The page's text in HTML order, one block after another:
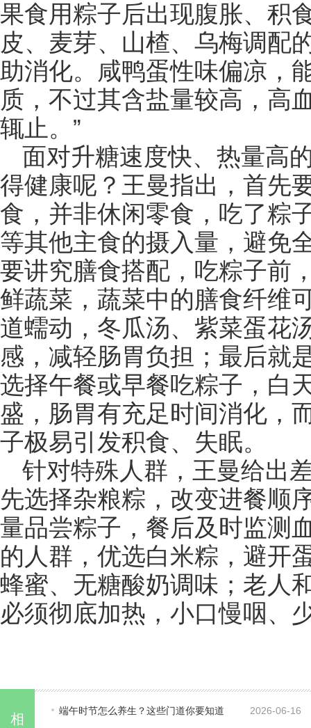
果食用粽子后出现腹胀、积
皮、麦芽、山楂、乌梅调配
助消化。咸鸭蛋性味偏凉，
质，不过其含盐量较高，高
辄止。”
面对升糖速度快、热量高
得健康呢？王曼指出，首先
食，并非休闲零食，吃了粽
等其他主食的摄入量，避免
要讲究膳食搭配，吃粽子前
鲜蔬菜，蔬菜中的膳食纤维
道蠕动，冬瓜汤、紫菜蛋花
感，减轻肠胃负担；最后就
选择午餐或早餐吃粽子，白
盛，肠胃有充足时间消化，
子极易引发积食、失眠。
针对特殊人群，王曼给出
先选择杂粮粽，改变进餐顺
量品尝粽子，餐后及时监测
的人群，优选白米粽，避开
蜂蜜、无糖酸奶调味；老人
必须彻底加热，小口慢咽、
相
端午时节怎么养生？这些门道你要知道 2026-06-16